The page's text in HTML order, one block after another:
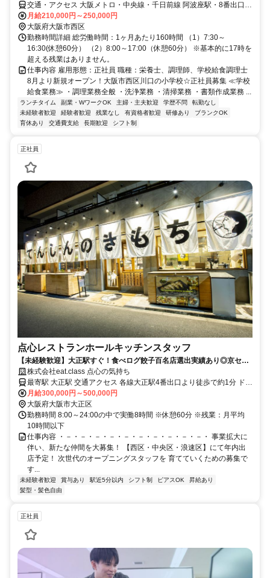
交通・アクセス 大阪メトロ・中央線・千日前線 阿波座駅・8番出口・
徒歩6分
月給210,000円～250,000円
大阪府大阪市西区
勤務時間詳細 総労働時間：1ヶ月あたり160時間 （1）7:30～
16:30(休憩60分） （2）8:00～17:00（休憩60分） ※基本的に17時を
超える残業はありません。
仕事内容 雇用形態：正社員 職種：栄養士、調理師、学校給食調理士
8月より新規オープン！大阪市西区川口の小学校☆正社員募集 ≪学校
給食業務≫ ・調理業務全般 ・洗浄業務 ・清掃業務 ・書類作成業務 ...
ランチタイム 副業・WワークOK 主婦・主夫歓迎 学歴不問
転勤なし
未経験者歓迎
経験者歓迎 残業なし 有資格者歓迎 研修あり
ブランクOK
育休あり
交通費支給 長期歓迎 シフト制
正社員
点心レストランホールキッチンスタッフ
【未経験歓迎】大正駅すぐ！食べログ餃子百名店選出実績あり◎京セラ
ドーム近くの人気店
株式会社eat.class 点心の気持ち
最寄駅 大正駅 交通アクセス 各線大正駅4番出口より徒歩で約1分 ドー
月給300,000円～500,000円
大阪府大阪市大正区
勤務時間 8:00～24:00の中で実働8時間 ※休憩60分 ※残業：月平均
10時間以下
仕事内容 ・－・－・－・－・－・－・－・－・－・－・ 事業拡大に
伴い、新たな仲間を大募集！ 【西区・中央区・浪速区】にて年内出
店予定！ 次世代のオープニングスタッフを 育てていくための募集で
す...
未経験者歓迎 賞与あり 駅近5分以内 シフト制 ピアスOK
昇給あり
髪型・髪色自由
正社員